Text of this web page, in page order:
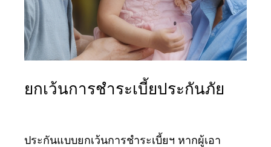
ยกเว้นการชำระเบี้ยประกันภัย
ประกันแบบยกเว้นการชำระเบี้ยฯ หากผู้เอา